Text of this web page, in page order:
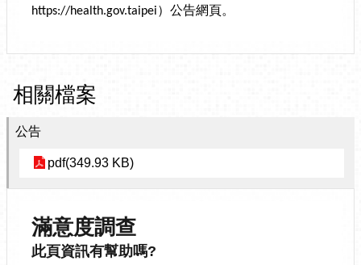
https://health.gov.taipei）公告網頁。
相關檔案
公告
pdf(349.93 KB)
滿意度調查
此頁資訊有幫助嗎?